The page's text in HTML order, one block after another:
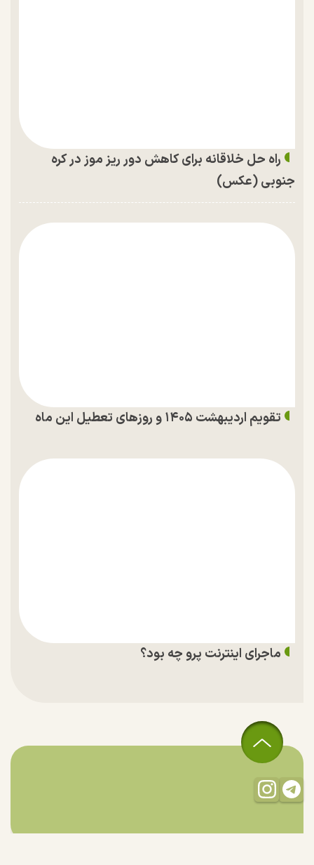
راه حل خلاقانه برای کاهش دور ریز موز در کره
جنوبی (عکس)
تقویم اردیبهشت ۱۴۰۵ و روز‌های تعطیل این ماه
ماجرای اینترنت پرو چه بود؟